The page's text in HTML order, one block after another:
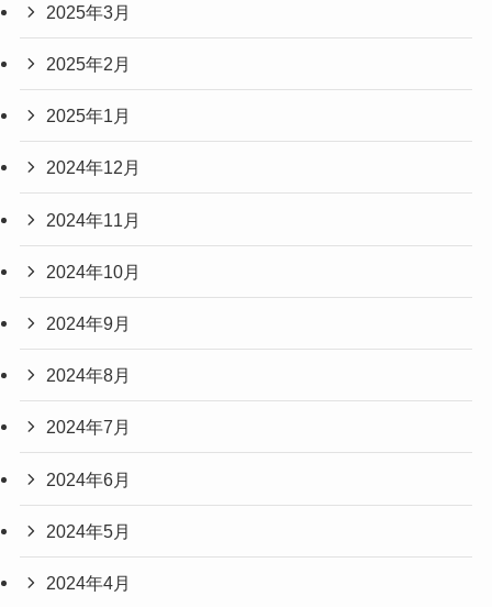
2025年3月
2025年2月
2025年1月
2024年12月
2024年11月
2024年10月
2024年9月
2024年8月
2024年7月
2024年6月
2024年5月
2024年4月